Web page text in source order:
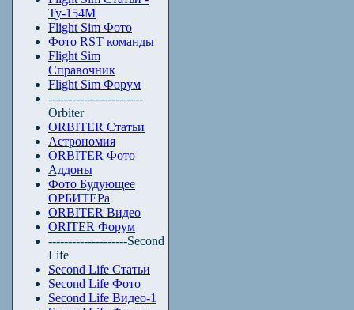
Ту-154М
Flight Sim Фото
Фото RST команды
Flight Sim
Справочник
Flight Sim Форум
------------------------
Orbiter
ORBITER Статьи
Астрономия
ORBITER Фото
Аддоны
Фото Будующее
ОРБИТЕРа
ORBITER Видео
ORITER Форум
--------------------Second
Life
Second Life Статьи
Second Life Фото
Second Life Видео-1